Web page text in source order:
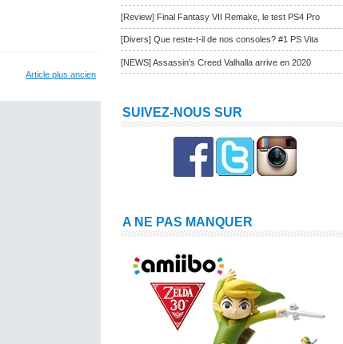
Article plus ancien
[Review] Final Fantasy VII Remake, le test PS4 Pro
[Divers] Que reste-t-il de nos consoles? #1 PS Vita
[NEWS] Assassin's Creed Valhalla arrive en 2020
SUIVEZ-NOUS SUR
A NE PAS MANQUER